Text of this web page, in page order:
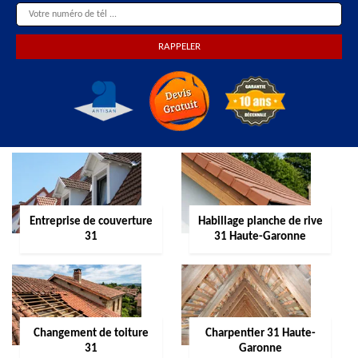
Entreprise de couverture
31
Habillage planche de rive
31 Haute-Garonne
Changement de toiture
31
Charpentier 31 Haute-
Garonne